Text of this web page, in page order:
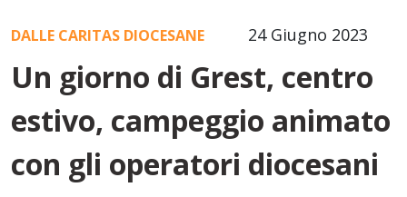
24 Giugno 2023
DALLE CARITAS DIOCESANE
Un giorno di Grest, centro
estivo, campeggio animato
con gli operatori diocesani